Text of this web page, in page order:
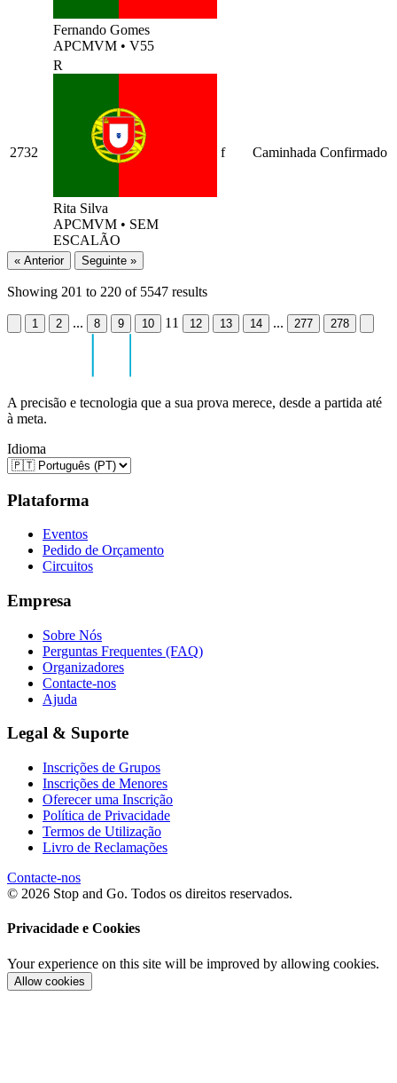
Fernando Gomes
APCMVM • V55
2732
R
Rita Silva
APCMVM • SEM
ESCALÃO
f Caminhada Confirmado
« Anterior Seguinte »
Showing 201 to 220 of 5547 results
1 2 ... 8 9 10 11 12 13 14 ... 277 278
A precisão e tecnologia que a sua prova merece, desde a partida até
à meta.
Idioma
Plataforma
Eventos
Pedido de Orçamento
Circuitos
Empresa
Sobre Nós
Perguntas Frequentes (FAQ)
Organizadores
Contacte-nos
Ajuda
Legal & Suporte
Inscrições de Grupos
Inscrições de Menores
Oferecer uma Inscrição
Política de Privacidade
Termos de Utilização
Livro de Reclamações
Contacte-nos
© 2026 Stop and Go. Todos os direitos reservados.
Privacidade e Cookies
Your experience on this site will be improved by allowing cookies.
Allow cookies